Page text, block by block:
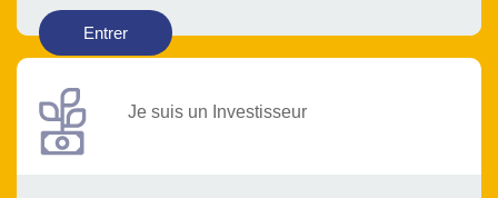
Entrer
Je suis un Investisseur